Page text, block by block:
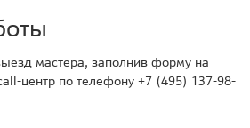
мастера, заполнив форму на
центр по телефону +7 (495) 137-98-